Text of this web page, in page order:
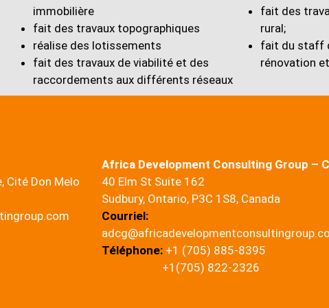
immobilière
fait des travaux topographiques
réalise des lotissements
fait des travaux de viabilité et des
raccordements aux différents réseaux
fait des
rural;
fait du staff
rénovation
Cité Don Melo
Africa Development Consulting Group –
40 Elm St Suite 162
Sudbury, Ontario, P3C 1S8, Canada
Courriel:
Téléphone:+1 (705) 885-8395
+1(705) 822-2326